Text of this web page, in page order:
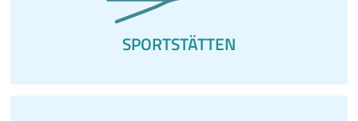
SPORTSTÄTTEN